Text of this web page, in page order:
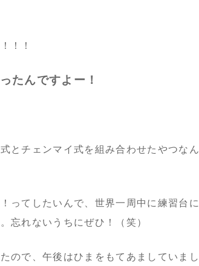
！！
たんですよー！
とチェンマイ式を組み合わせたやつなん
ってしたいんで、世界一周中に練習台に
忘れないうちにぜひ！（笑）
ので、午後はひまをもてあましていまし